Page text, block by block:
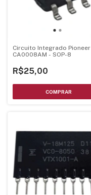
Circuito Integrado Pioneer
CA0008AM - SOP-8
R$25,00